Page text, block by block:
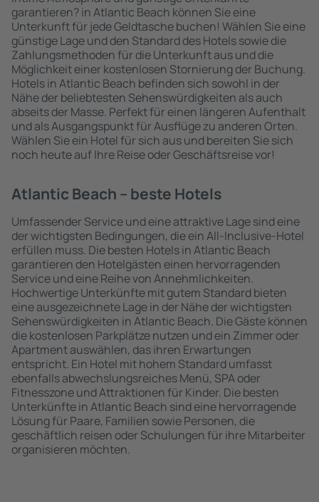
garantieren? in Atlantic Beach können Sie eine
Unterkunft für jede Geldtasche buchen! Wählen Sie eine
günstige Lage und den Standard des Hotels sowie die
Zahlungsmethoden für die Unterkunft aus und die
Möglichkeit einer kostenlosen Stornierung der Buchung.
Hotels in Atlantic Beach befinden sich sowohl in der
Nähe der beliebtesten Sehenswürdigkeiten als auch
abseits der Masse. Perfekt für einen längeren Aufenthalt
und als Ausgangspunkt für Ausflüge zu anderen Orten.
Wählen Sie ein Hotel für sich aus und bereiten Sie sich
noch heute auf Ihre Reise oder Geschäftsreise vor!
Atlantic Beach – beste Hotels
Umfassender Service und eine attraktive Lage sind eine
der wichtigsten Bedingungen, die ein All-Inclusive-Hotel
erfüllen muss. Die besten Hotels in Atlantic Beach
garantieren den Hotelgästen einen hervorragenden
Service und eine Reihe von Annehmlichkeiten.
Hochwertige Unterkünfte mit gutem Standard bieten
eine ausgezeichnete Lage in der Nähe der wichtigsten
Sehenswürdigkeiten in Atlantic Beach. Die Gäste können
die kostenlosen Parkplätze nutzen und ein Zimmer oder
Apartment auswählen, das ihren Erwartungen
entspricht. Ein Hotel mit hohem Standard umfasst
ebenfalls abwechslungsreiches Menü, SPA oder
Fitnesszone und Attraktionen für Kinder. Die besten
Unterkünfte in Atlantic Beach sind eine hervorragende
Lösung für Paare, Familien sowie Personen, die
geschäftlich reisen oder Schulungen für ihre Mitarbeiter
organisieren möchten.